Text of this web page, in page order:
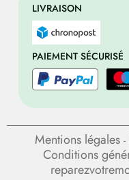
LIVRAISON
PAIEMENT SÉCURISÉ
Mentions légales -
Conditions